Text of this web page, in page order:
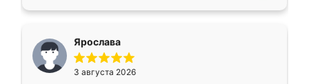
Ярослава
3 августа 2026